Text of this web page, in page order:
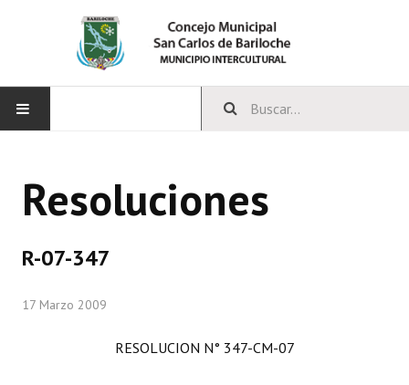
CONCEJO
Comisiones Especiales
Resoluciones
R-07-347
17 Marzo 2009
RESOLUCION N° 347-CM-07